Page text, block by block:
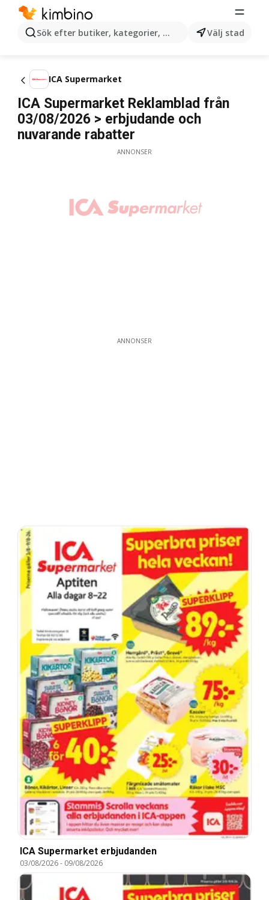
Sök efter butiker, kategorier, produkter...Välj stad
ICA Supermarket
ICA Supermarket Reklamblad från
03/08/2026 > erbjudande och
nuvarande rabatter
ANNONSER
ANNONSER
ICA Supermarket erbjudanden
03/08/2026- 09/08/2026